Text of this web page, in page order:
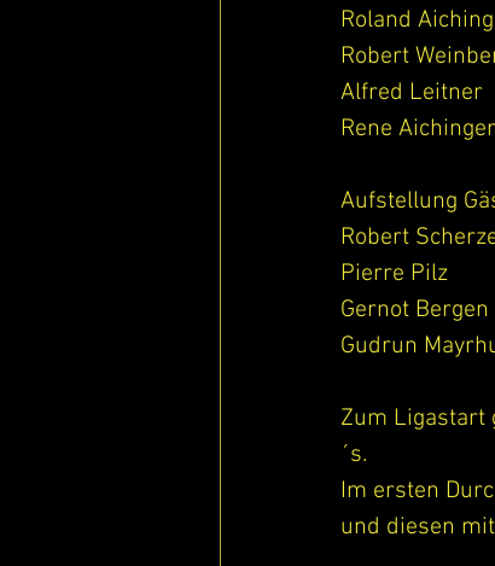
Roland
Robert
Alfred Leitner
Rene Aichinger
Aufstellung
Robert
Pierre Pilz
Gernot Bergen
Gudrun
Zum Ligastart
´s.
Im ersten
und diesen